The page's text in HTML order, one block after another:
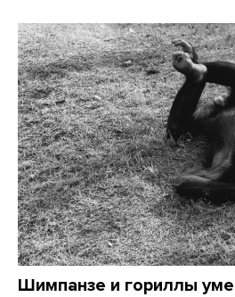
Шимпанзе и гориллы